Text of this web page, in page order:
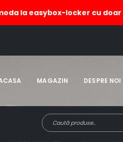
la easybox-locker cu
MAGAZIN DESPRE NOI